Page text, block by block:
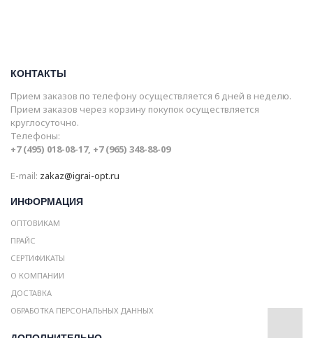
КОНТАКТЫ
Прием заказов по телефону осуществляется 6 дней в неделю.
Прием заказов через корзину покупок осуществляется
круглосуточно.
Телефоны:
+7 (495) 018-08-17, +7 (965) 348-88-09
E-mail: zakaz@igrai-opt.ru
ИНФОРМАЦИЯ
ОПТОВИКАМ
ПРАЙС
СЕРТИФИКАТЫ
О КОМПАНИИ
ДОСТАВКА
ОБРАБОТКА ПЕРСОНАЛЬНЫХ ДАННЫХ